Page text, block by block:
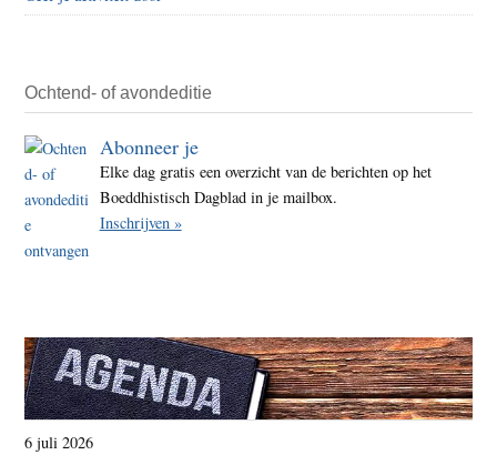
Ochtend- of avondeditie
Abonneer je
Elke dag gratis een overzicht van de berichten op het
Boeddhistisch Dagblad in je mailbox.
Inschrijven »
6 juli 2026